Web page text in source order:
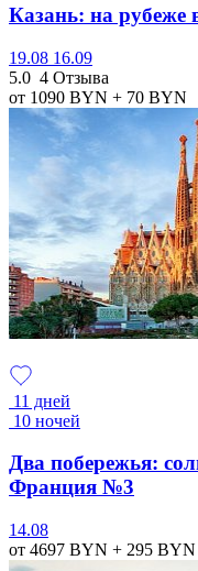
Казань: на рубеже
19.08 16.09
5.0 4 Отзыва
от 1090 BYN + 70 BYN
11 дней
10 ночей
Два побережья:
Франция №3
14.08
от 4697 BYN + 295 BYN